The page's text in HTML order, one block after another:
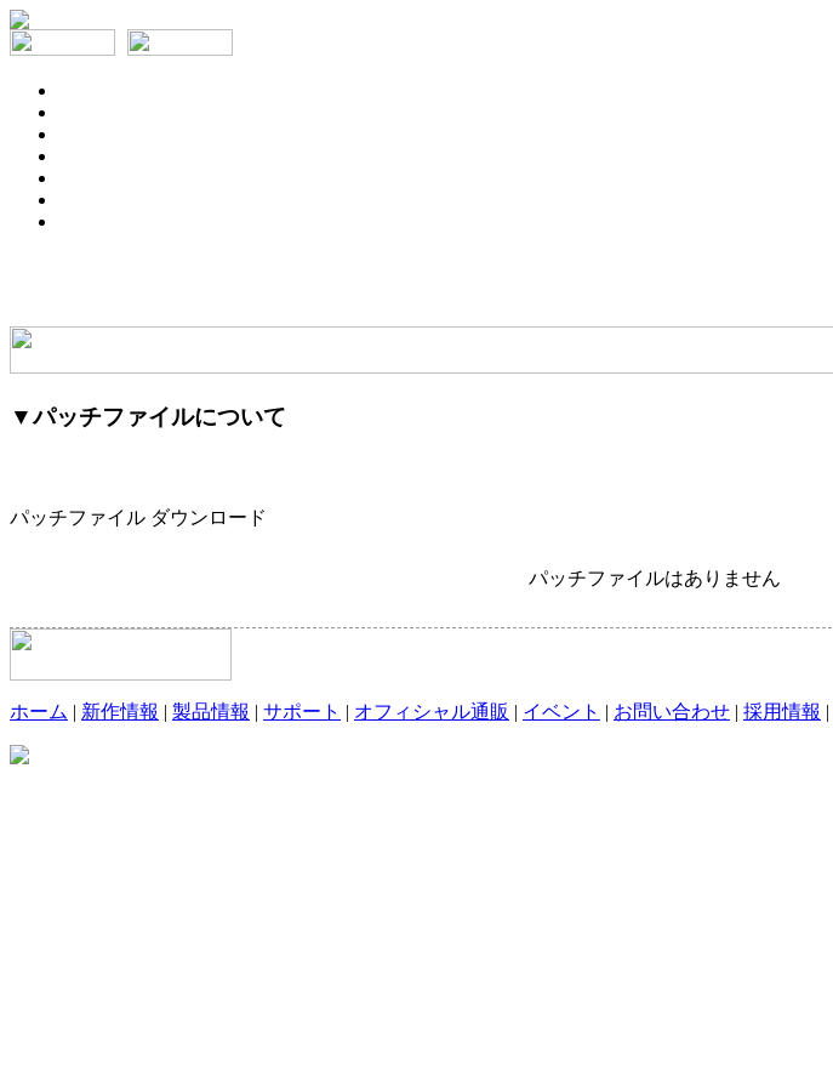
▼パッチファイルについて
パッチファイル ダウンロード
パッチファイルはありません
ホーム | 新作情報 | 製品情報 | サポート | オフィシャル通販 | イベント | お問い合わせ | 採用情報 |